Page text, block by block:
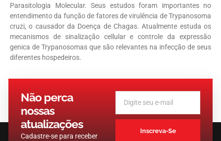
Parasitologia Molecular. Seus estudos foram importantes no
entendimento da função de fatores de virulência de Trypanosoma
cruzi, o causador da Doença de Chagas. Atualmente estuda os
mecanismos de sinalização cellular e controle da expressão
genica de Trypanosomas que são relevantes na infecção de seus
diferentes hospedeiros.
Não perca
nossas
atualizações
Cadastre-se para receber
Inscreva-Se